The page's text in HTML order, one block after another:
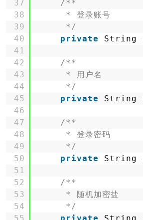
37
38
39
40
41
42
43
44
45
46
47
48
49
50
51
52
53
54
/**
* 登录账号
*/
private
String
/**
* 用户名
*/
private
String
/**
* 登录密码
*/
private
String
/**
* 随机加密盐
*/